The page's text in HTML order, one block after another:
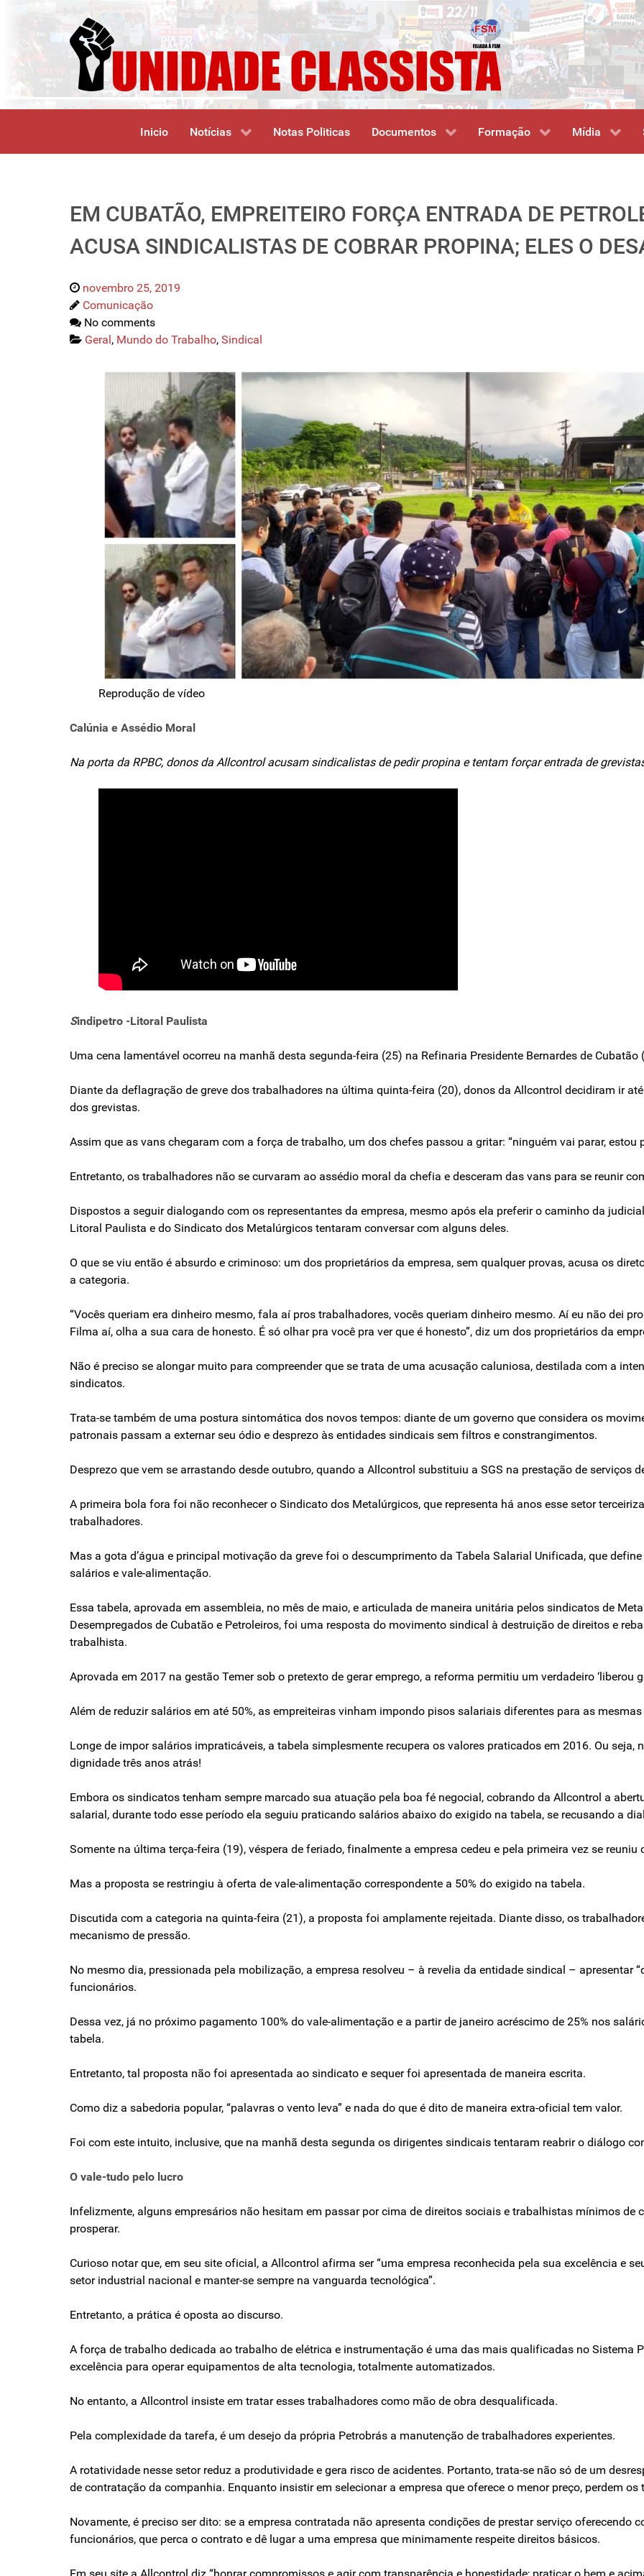
Inicio Notícias Notas Politicas Documentos Formação Mídia
EM CUBATÃO, EMPREITEIRO FORÇA ENTRADA DE
ACUSA SINDICALISTAS DE COBRAR PROPINA; ELES O
novembro 25, 2019
Comunicação
No comments
Geral , Mundo do Trabalho, Sindical
Reprodução de vídeo
Calúnia e Assédio Moral
Na porta da RPBC, donos da Allcontrol acusam sindicalistas de pedir propina e tentam forçar entrada de
Sindipetro -Litoral Paulista
Uma cena lamentável ocorreu na manhã desta segunda-feira (25) na Refinaria Presidente Bernardes de Cubatão
Diante da deflagração de greve dos trabalhadores na última quinta-feira (20), donos da Allcontrol decidiram ir
dos grevistas.
Assim que as vans chegaram com a força de trabalho, um dos chefes passou a gritar: “ninguém vai parar, estou
Entretanto, os trabalhadores não se curvaram ao assédio moral da chefia e desceram das vans para se reunir
Dispostos a seguir dialogando com os representantes da empresa, mesmo após ela preferir o caminho da
Litoral Paulista e do Sindicato dos Metalúrgicos tentaram conversar com alguns deles.
O que se viu então é absurdo e criminoso: um dos proprietários da empresa, sem qualquer provas, acusa os
a categoria.
“Vocês queriam era dinheiro mesmo, fala aí pros trabalhadores, vocês queriam dinheiro mesmo. Aí eu não dei
Filma aí, olha a sua cara de honesto. É só olhar pra você pra ver que é honesto”, diz um dos proprietários da
Não é preciso se alongar muito para compreender que se trata de uma acusação caluniosa, destilada com a
sindicatos.
Trata-se também de uma postura sintomática dos novos tempos: diante de um governo que considera os
patronais passam a externar seu ódio e desprezo às entidades sindicais sem filtros e constrangimentos.
Desprezo que vem se arrastando desde outubro, quando a Allcontrol substituiu a SGS na prestação de serviços
A primeira bola fora foi não reconhecer o Sindicato dos Metalúrgicos, que representa há anos esse setor
trabalhadores.
Mas a gota d’água e principal motivação da greve foi o descumprimento da Tabela Salarial Unificada, que
salários e vale-alimentação.
Essa tabela, aprovada em assembleia, no mês de maio, e articulada de maneira unitária pelos sindicatos de
Desempregados de Cubatão e Petroleiros, foi uma resposta do movimento sindical à destruição de direitos e
trabalhista.
Aprovada em 2017 na gestão Temer sob o pretexto de gerar emprego, a reforma permitiu um verdadeiro ‘liberou
Além de reduzir salários em até 50%, as empreiteiras vinham impondo pisos salariais diferentes para as
Longe de impor salários impraticáveis, a tabela simplesmente recupera os valores praticados em 2016. Ou seja,
dignidade três anos atrás!
Embora os sindicatos tenham sempre marcado sua atuação pela boa fé negocial, cobrando da Allcontrol a
salarial, durante todo esse período ela seguiu praticando salários abaixo do exigido na tabela, se recusando a
Somente na última terça-feira (19), véspera de feriado, finalmente a empresa cedeu e pela primeira vez se
Mas a proposta se restringiu à oferta de vale-alimentação correspondente a 50% do exigido na tabela.
Discutida com a categoria na quinta-feira (21), a proposta foi amplamente rejeitada. Diante disso, os
mecanismo de pressão.
No mesmo dia, pressionada pela mobilização, a empresa resolveu – à revelia da entidade sindical – apresentar
funcionários.
Dessa vez, já no próximo pagamento 100% do vale-alimentação e a partir de janeiro acréscimo de 25% nos
tabela.
Entretanto, tal proposta não foi apresentada ao sindicato e sequer foi apresentada de maneira escrita.
Como diz a sabedoria popular, “palavras o vento leva” e nada do que é dito de maneira extra-oficial tem valor.
Foi com este intuito, inclusive, que na manhã desta segunda os dirigentes sindicais tentaram reabrir o diálogo
O vale-tudo pelo lucro
Infelizmente, alguns empresários não hesitam em passar por cima de direitos sociais e trabalhistas mínimos de
prosperar.
Curioso notar que, em seu site oficial, a Allcontrol afirma ser “uma empresa reconhecida pela sua excelência e
setor industrial nacional e manter-se sempre na vanguarda tecnológica”.
Entretanto, a prática é oposta ao discurso.
A força de trabalho dedicada ao trabalho de elétrica e instrumentação é uma das mais qualificadas no Sistema
excelência para operar equipamentos de alta tecnologia, totalmente automatizados.
No entanto, a Allcontrol insiste em tratar esses trabalhadores como mão de obra desqualificada.
Pela complexidade da tarefa, é um desejo da própria Petrobrás a manutenção de trabalhadores experientes.
A rotatividade nesse setor reduz a produtividade e gera risco de acidentes. Portanto, trata-se não só de um
de contratação da companhia. Enquanto insistir em selecionar a empresa que oferece o menor preço, perdem
Novamente, é preciso ser dito: se a empresa contratada não apresenta condições de prestar serviço oferecendo
funcionários, que perca o contrato e dê lugar a uma empresa que minimamente respeite direitos básicos.